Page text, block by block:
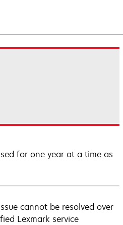
for one year at a time as
cannot be resolved over
Lexmark service